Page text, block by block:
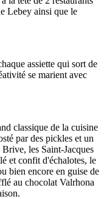
Lebey ainsi que le
assiette qui sort de
se marient avec
classique de la cuisine
par des pickles et un
les Saint-Jacques
et confit d'échalotes, le
bien encore en guise de
au chocolat Valrhona